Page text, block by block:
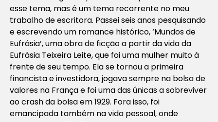
esse tema, mas é um tema recorrente no meu
trabalho de escritora. Passei seis anos pesquisando
e escrevendo um romance histórico, ‘Mundos de
Eufrásia’, uma obra de ficção a partir da vida da
Eufrásia Teixeira Leite, que foi uma mulher muito à
frente de seu tempo. Ela se tornou a primeira
financista e investidora, jogava sempre na bolsa de
valores na França e foi uma das únicas a sobreviver
ao crash da bolsa em 1929. Fora isso, foi
emancipada também na vida pessoal, onde